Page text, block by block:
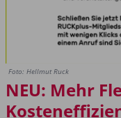
Foto: Hellmut Ruck
NEU: Mehr